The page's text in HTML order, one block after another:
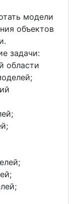
модели
объектов
задачи:
области